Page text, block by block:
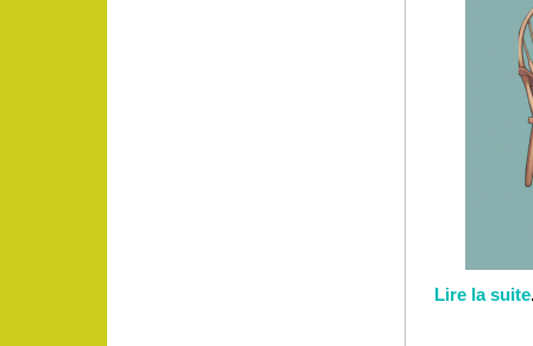
Lire la suite